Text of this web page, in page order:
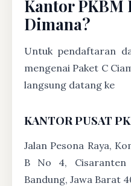
Kantor PKBM
Dimana?
Untuk pendaftaran
mengenai Paket C
langsung datang ke
KANTOR PUSAT
Jalan Pesona Raya,
B No 4, Cisaranten
Bandung, Jawa Barat